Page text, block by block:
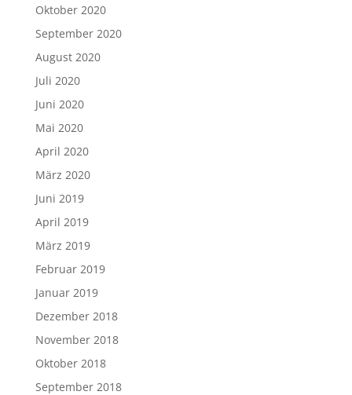
Oktober 2020
September 2020
August 2020
Juli 2020
Juni 2020
Mai 2020
April 2020
März 2020
Juni 2019
April 2019
März 2019
Februar 2019
Januar 2019
Dezember 2018
November 2018
Oktober 2018
September 2018